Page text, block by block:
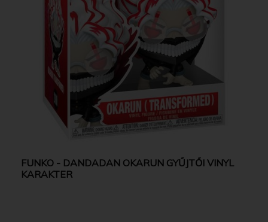
FUNKO - DANDADAN OKARUN GYŰJTŐI VINYL
KARAKTER